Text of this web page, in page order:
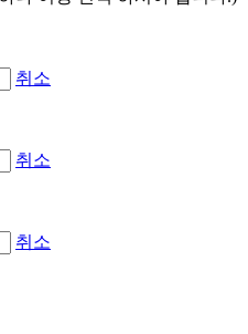
취소
취소
취소